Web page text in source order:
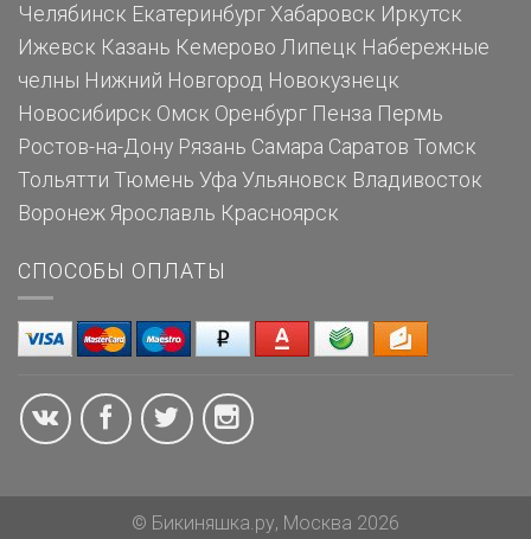
Челябинск Екатеринбург Хабаровск Иркутск
Ижевск Казань Кемерово Липецк Набережные
челны Нижний Новгород Новокузнецк
Новосибирск Омск Оренбург Пенза Пермь
Ростов-на-Дону Рязань Самара Саратов Томск
Тольятти Тюмень Уфа Ульяновск Владивосток
Воронеж Ярославль Красноярск
СПОСОБЫ ОПЛАТЫ
© Бикиняшка.ру, Москва 2026